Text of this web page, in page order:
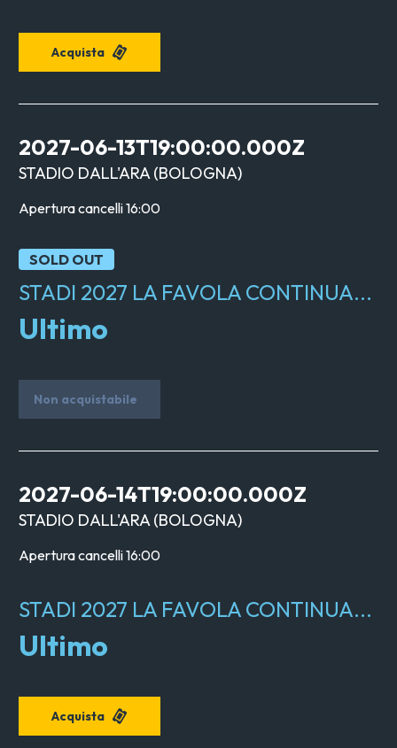
Acquista
2027-06-13T19:00:00.000Z
STADIO DALL'ARA (BOLOGNA)
Apertura cancelli16:00
SOLD OUT
STADI 2027 LA FAVOLA CONTINUA...
Ultimo
Non acquistabile
2027-06-14T19:00:00.000Z
STADIO DALL'ARA (BOLOGNA)
Apertura cancelli16:00
STADI 2027 LA FAVOLA CONTINUA...
Ultimo
Acquista